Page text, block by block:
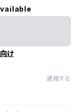
け
通報する